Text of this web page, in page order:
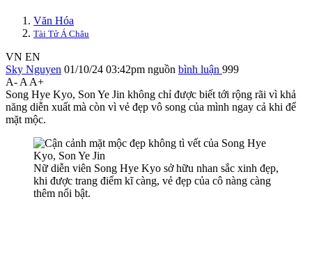
Văn Hóa
Tài Tử Á Châu
VN EN
Sky Nguyen 01/10/24 03:42pm nguồn bình luận 999
A- A A+
Song Hye Kyo, Son Ye Jin không chỉ được biết tới rộng rãi vì khả
năng diễn xuất mà còn vì vẻ đẹp vô song của mình ngay cả khi để
mặt mộc.
Nữ diễn viên Song Hye Kyo sở hữu nhan sắc xinh đẹp,
khi được trang điểm kĩ càng, vẻ đẹp của cô nàng càng
thêm nổi bật.